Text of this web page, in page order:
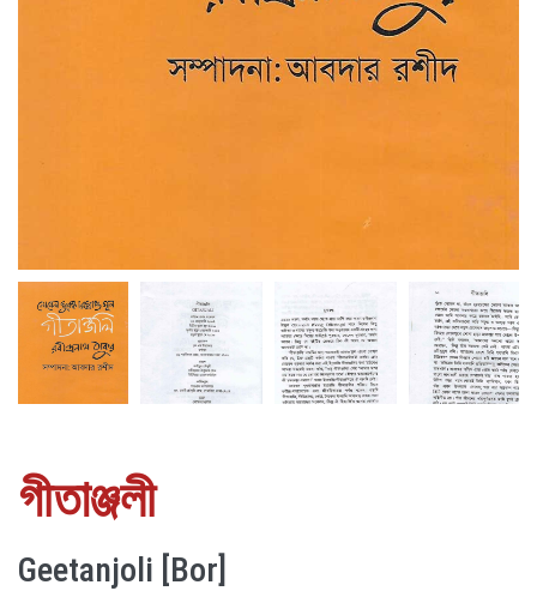
গীতাঞ্জলী
Geetanjoli [Bor]